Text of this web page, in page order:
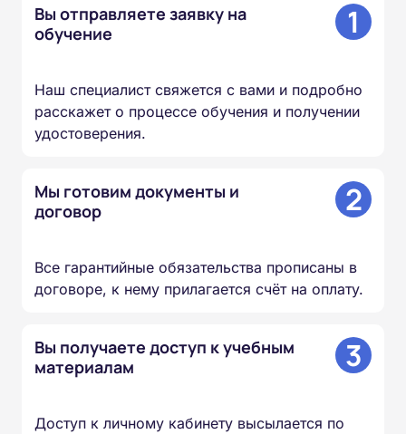
Вы отправляете заявку на
обучение
1
Наш специалист свяжется с вами и подробно
расскажет о процессе обучения и получении
удостоверения.
Мы готовим документы и
договор
2
Все гарантийные обязательства прописаны в
договоре, к нему прилагается счёт на оплату.
Вы получаете доступ к учебным
материалам
3
Доступ к личному кабинету высылается по